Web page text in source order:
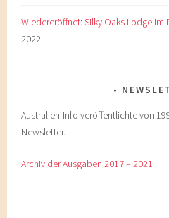
Wiedereröffnet: Silky Oaks Lodge im
2022
Australien-Info veröffentlichte von
Newsletter.
Archiv der Ausgaben 2017 – 2021